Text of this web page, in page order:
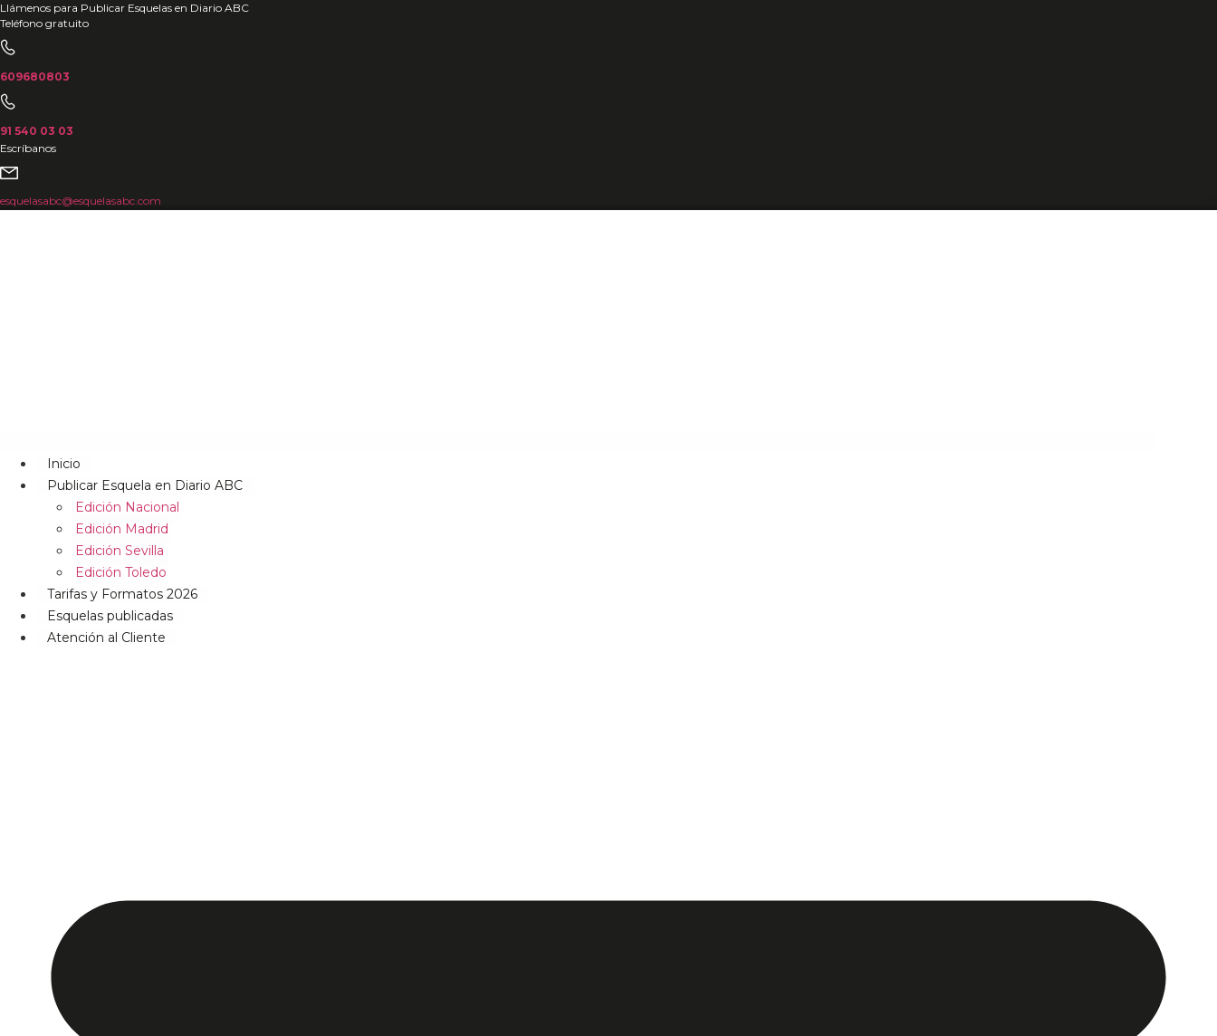
Ir
al
contenido
Llámenos para Publicar Esquelas en Diario ABC
Teléfono gratuito
609680803
91 540 03 03
Escríbanos
esquelasabc@esquelasabc.com
Inicio
Publicar Esquela en Diario ABC
Edición Nacional
Edición Madrid
Edición Sevilla
Edición Toledo
Tarifas y Formatos 2026
Esquelas publicadas
Atención al Cliente